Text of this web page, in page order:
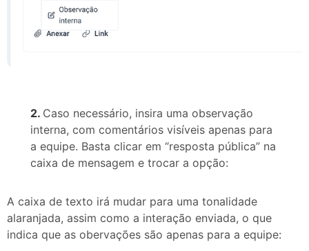
2. Caso necessário, insira uma observação
interna, com comentários visíveis apenas para
a equipe. Basta clicar em “resposta pública” na
caixa de mensagem e trocar a opção:
A caixa de texto irá mudar para uma tonalidade
alaranjada, assim como a interação enviada, o que
indica que as obervações são apenas para a equipe: